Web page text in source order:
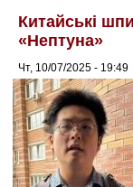
Китайські
«Нептуна»
Чт, 10/07/2025 - 19:49